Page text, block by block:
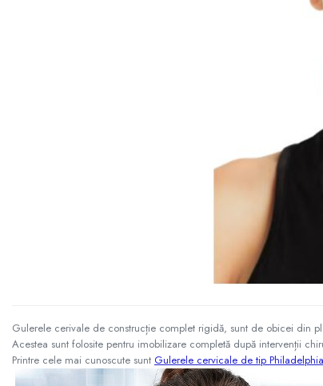
Gulerele cerivale de construcție complet rigidă, sunt de obicei din
Acestea sunt folosite pentru imobilizare completă după intervenții
Printre cele mai cunoscute sunt Gulerele cervicale de tip Philadelphia